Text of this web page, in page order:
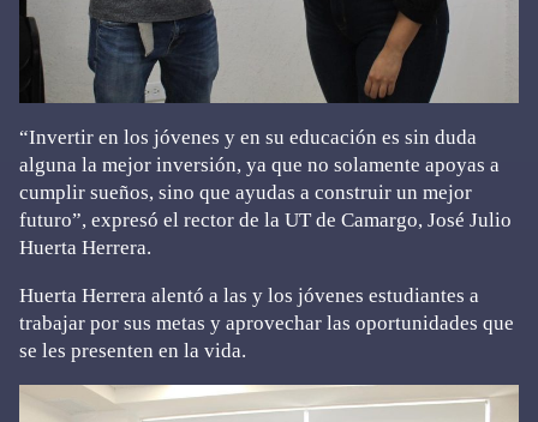
“Invertir en los jóvenes y en su educación es sin duda
alguna la mejor inversión, ya que no solamente apoyas a
cumplir sueños, sino que ayudas a construir un mejor
futuro”, expresó el rector de la UT de Camargo, José Julio
Huerta Herrera.
Huerta Herrera alentó a las y los jóvenes estudiantes a
trabajar por sus metas y aprovechar las oportunidades que
se les presenten en la vida.